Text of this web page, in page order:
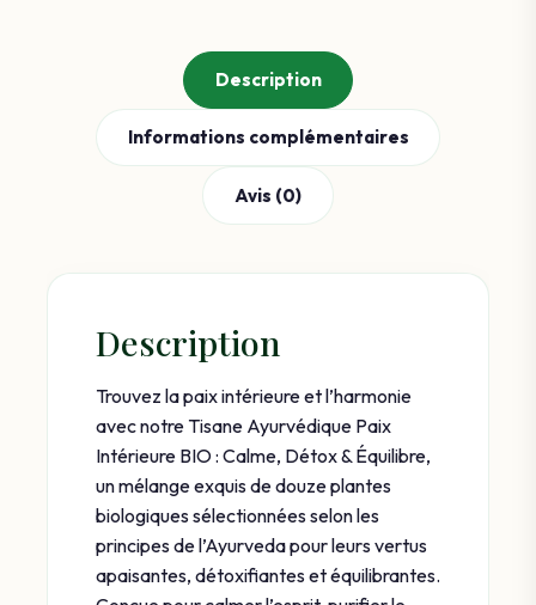
Description
Informations complémentaires
Avis (0)
Description
Trouvez la paix intérieure et l’harmonie
avec notre Tisane Ayurvédique Paix
Intérieure BIO : Calme, Détox & Équilibre,
un mélange exquis de douze plantes
biologiques sélectionnées selon les
principes de l’Ayurveda pour leurs vertus
apaisantes, détoxifiantes et équilibrantes.